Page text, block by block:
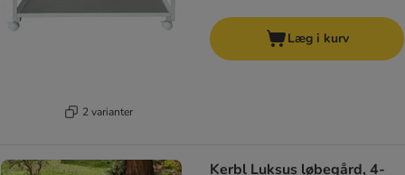
2 varianter
Læg i kurv
Kerbl Luksus løbegård, 4-